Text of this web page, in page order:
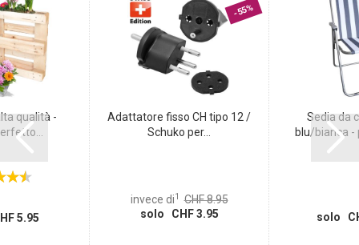
Provate!
qualità -
5.95
-55%
Adattatore fisso CH tipo 12 /
Schuko per...
invece di1 CHF 8.95
solo CHF 3.95
Sedia da
blu/bianca -
solo